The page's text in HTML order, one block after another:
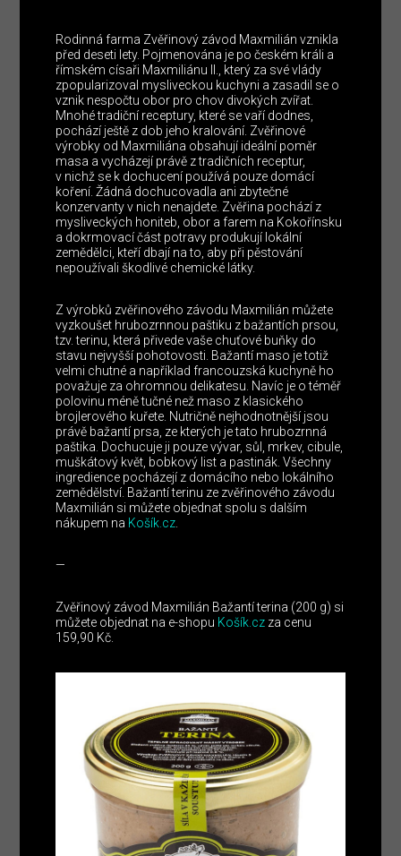
Rodinná farma Zvěřinový závod Maxmilián vznikla
před deseti lety. Pojmenována je po českém králi a
římském císaři Maxmiliánu II., který za své vlády
zpopularizoval mysliveckou kuchyni a zasadil se o
vznik nespočtu obor pro chov divokých zvířat.
Mnohé tradiční receptury, které se vaří dodnes,
pochází ještě z dob jeho kralování. Zvěřinové
výrobky od Maxmiliána obsahují ideální poměr
masa a vycházejí právě z tradičních receptur,
v nichž se k dochucení používá pouze domácí
koření. Žádná dochucovadla ani zbytečné
konzervanty v nich nenajdete. Zvěřina pochází z
mysliveckých honiteb, obor a farem na Kokořínsku
a dokrmovací část potravy produkují lokální
zemědělci, kteří dbají na to, aby při pěstování
nepoužívali škodlivé chemické látky.
Z výrobků zvěřinového závodu Maxmilián můžete
vyzkoušet hrubozrnnou paštiku z bažantích prsou,
tzv. terinu, která přivede vaše chuťové buňky do
stavu nejvyšší pohotovosti. Bažantí maso je totiž
velmi chutné a například francouzská kuchyně ho
považuje za ohromnou delikatesu. Navíc je o téměř
polovinu méně tučné než maso z klasického
brojlerového kuřete. Nutričně nejhodnotnější jsou
právě bažantí prsa, ze kterých je tato hrubozrnná
paštika. Dochucuje ji pouze vývar, sůl, mrkev, cibule,
muškátový květ, bobkový list a pastinák. Všechny
ingredience pocházejí z domácího nebo lokálního
zemědělství. Bažantí terinu ze zvěřinového závodu
Maxmilián si můžete objednat spolu s dalším
nákupem na Košík.cz
—
Zvěřinový závod Maxmilián Bažantí terina (200 g) si
můžete objednat na e-shopu Košík.cz za cenu
159,90 Kč.